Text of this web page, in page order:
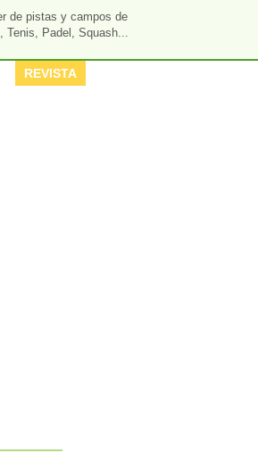
de pistas y campos de
Tenis, Padel, Squash...
REVISTA